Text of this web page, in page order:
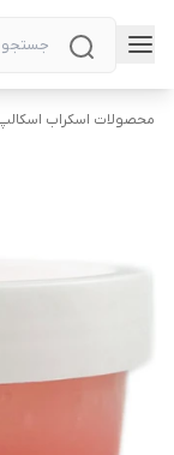
محصولات اسکراب اسکالپ